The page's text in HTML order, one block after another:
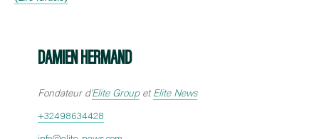
DAMIEN HERMAND
Fondateur d’Elite GroupetElite News
+32498634428